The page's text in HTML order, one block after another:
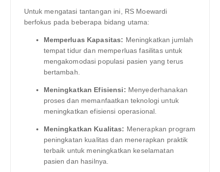
Untuk mengatasi tantangan ini, RS Moewardi
berfokus pada beberapa bidang utama:
Memperluas Kapasitas: Meningkatkan jumlah
tempat tidur dan memperluas fasilitas untuk
mengakomodasi populasi pasien yang terus
bertambah.
Meningkatkan Efisiensi: Menyederhanakan
proses dan memanfaatkan teknologi untuk
meningkatkan efisiensi operasional.
Meningkatkan Kualitas: Menerapkan program
peningkatan kualitas dan menerapkan praktik
terbaik untuk meningkatkan keselamatan
pasien dan hasilnya.